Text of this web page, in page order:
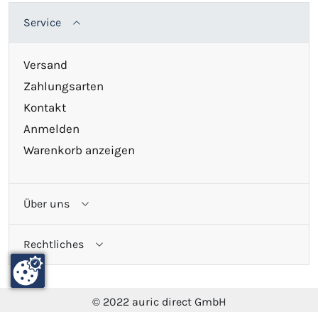
Service
Versand
Zahlungsarten
Kontakt
Anmelden
Warenkorb anzeigen
Über uns
Rechtliches
© 2022 auric direct GmbH